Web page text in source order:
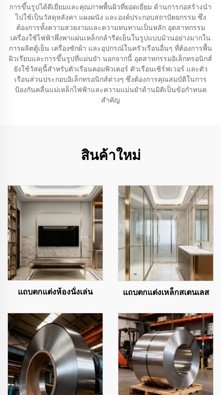
การขึ้นรูปได้ดีเยี่ยมและคุณภาพพื้นผิวที่ยอดเยี่ยม ด้านการก่อสร้างนำ
ไปใช้เป็นวัสดุหลังคา แผงผนัง และองค์ประกอบสถาปัตยกรรม ซึ่ง
ต้องการทั้งความสวยงามและความทนทานเป็นหลัก อุตสาหกรรม
เครื่องใช้ไฟฟ้าพึ่งพาแผ่นเหล็กกล้ารีดเย็นในรูปแบบม้วนอย่างมากใน
การผลิตตู้เย็น เครื่องซักผ้า และอุปกรณ์ในครัวเรือนอื่นๆ ที่ต้องการพื้น
ผิวเรียบและการขึ้นรูปที่แม่นยำ นอกจากนี้ อุตสาหกรรมอิเล็กทรอนิกส์
ยังใช้วัสดุนี้สำหรับตัวเรือนคอมพิวเตอร์ ตัวเรือนเซิร์ฟเวอร์ และตัว
เรือนส่วนประกอบอิเล็กทรอนิกส์ต่างๆ ซึ่งต้องการคุณสมบัติในการ
ป้องกันคลื่นแม่เหล็กไฟฟ้าและความแม่นยำด้านมิติเป็นข้อกำหนด
สำคัญ
สินค้าใหม่
แถบตกแต่งห้องนั่งเล่น แถบตกแต่งเหล็กสเตนเลส